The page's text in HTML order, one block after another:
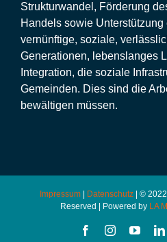
Strukturwandel, Förderung
Handels sowie
vernünftige, soziale,
Generationen, lebenslanges
Integration, die soziale
Gemeinden. Dies sind die
bewältigen müssen.
Impressum| Datenschutz| © 2022
Reserved | Powered by LA
FacebookInstagram